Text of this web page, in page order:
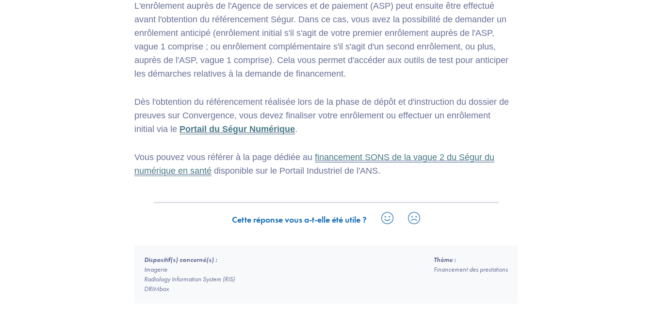
L'enrôlement auprès de l'Agence de services et de paiement (ASP) peut ensuite être effectué
avant l'obtention du référencement Ségur. Dans ce cas, vous avez la possibilité de demander un
enrôlement anticipé (enrôlement initial s'il s'agit de votre premier enrôlement auprès de l'ASP,
vague 1 comprise ; ou enrôlement complémentaire s'il s'agit d'un second enrôlement, ou plus,
auprès de l'ASP, vague 1 comprise). Cela vous permet d'accéder aux outils de test pour anticiper
les démarches relatives à la demande de financement.
Dès l'obtention du référencement réalisée lors de la phase de dépôt et d'instruction du dossier de
preuves sur Convergence, vous devez finaliser votre enrôlement ou effectuer un enrôlement
initial via le Portail du Ségur Numérique.
Vous pouvez vous référer à la page dédiée au financement SONS de la vague 2 du Ségur du
numérique en santé disponible sur le Portail Industriel de l'ANS.
Cette réponse vous a-t-elle été utile ?
Dispositif(s) concerné(s) :
Imagerie
Radiology Information System (RIS)
DRIMbox
Thème :
Financement des prestations